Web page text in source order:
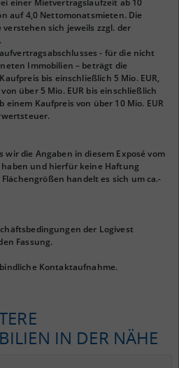
einer Mietvertragslaufzeit ab 10
auf 4,0 Nettomonatsmieten. Die
sich jeweils zzgl. der
- für die nicht
Immobilien – beträgt die
bis einschließlich 5 Mio. EUR,
über 5 Mio. EUR bis einschließlich
einem Kaufpreis von über 10 Mio. EUR
die Angaben in diesem Exposé vom
und hierfür keine Haftung
handelt es sich um ca.-
der Logivest
Fassung.
Kontaktaufnahme.
IN DER NÄHE